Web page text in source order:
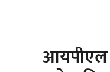
आयपीएल